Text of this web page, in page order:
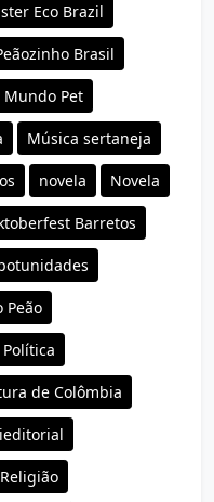
Eco Brazil
Brasil
Mundo Pet
Música sertaneja
novela Novela
Barretos
Peão
Política
de Colômbia
Religião